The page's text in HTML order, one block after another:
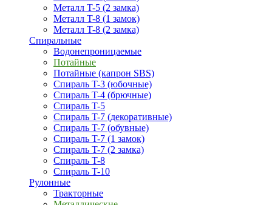
Металл T-5 (2 замка)
Металл T-8 (1 замок)
Металл T-8 (2 замка)
Спиральные
Водонепроницаемые
Потайные
Потайные (капрон SBS)
Спираль T-3 (юбочные)
Спираль T-4 (брючные)
Спираль T-5
Спираль T-7 (декоративные)
Спираль T-7 (обувные)
Спираль T-7 (1 замок)
Спираль T-7 (2 замка)
Спираль T-8
Спираль T-10
Рулонные
Тракторные